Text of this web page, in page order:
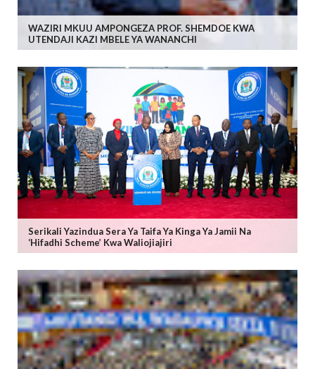
WAZIRI MKUU AMPONGEZA PROF. SHEMDOE KWA
UTENDAJI KAZI MBELE YA WANANCHI
Serikali Yazindua Sera Ya Taifa Ya Kinga Ya Jamii Na
‘Hifadhi Scheme’ Kwa Waliojiajiri